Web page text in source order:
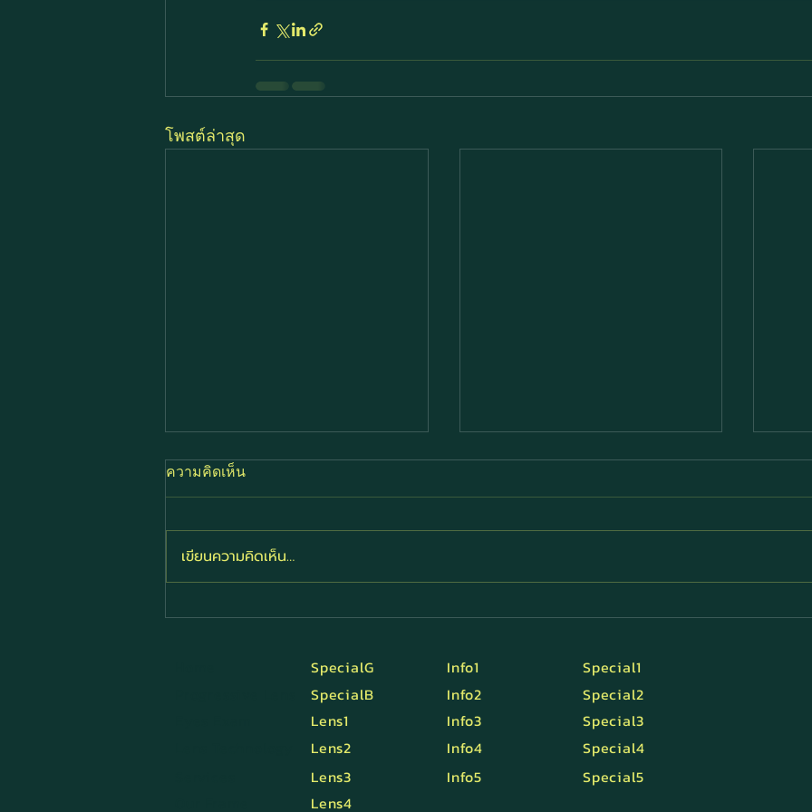
โพสต์ล่าสุด
5 แ
ความคิดเห็น
เขียนความคิดเห็น…
SpecialG
SpecialB
Lens1
Lens2
Lens3
Lens4
Info1
Special1
Info2
Special2
Info3
Special3
Info4
Special4
Info5
Special5